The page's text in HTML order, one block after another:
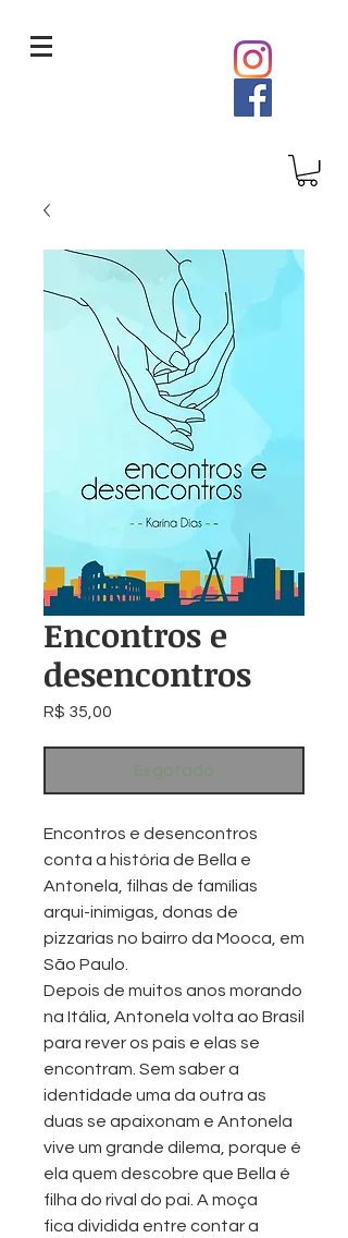
Encontros e
desencontros
R$ 35,00
Esgotado
Encontros e desencontros
conta a história de Bella e
Antonela, filhas de famílias
arqui-inimigas, donas de
pizzarias no bairro da Mooca, em
São Paulo.
Depois de muitos anos morando
na Itália, Antonela volta ao Brasil
para rever os pais e elas se
encontram. Sem saber a
identidade uma da outra as
duas se apaixonam e Antonela
vive um grande dilema, porque é
ela quem descobre que Bella é
filha do rival do pai. A moça
fica dividida entre contar a